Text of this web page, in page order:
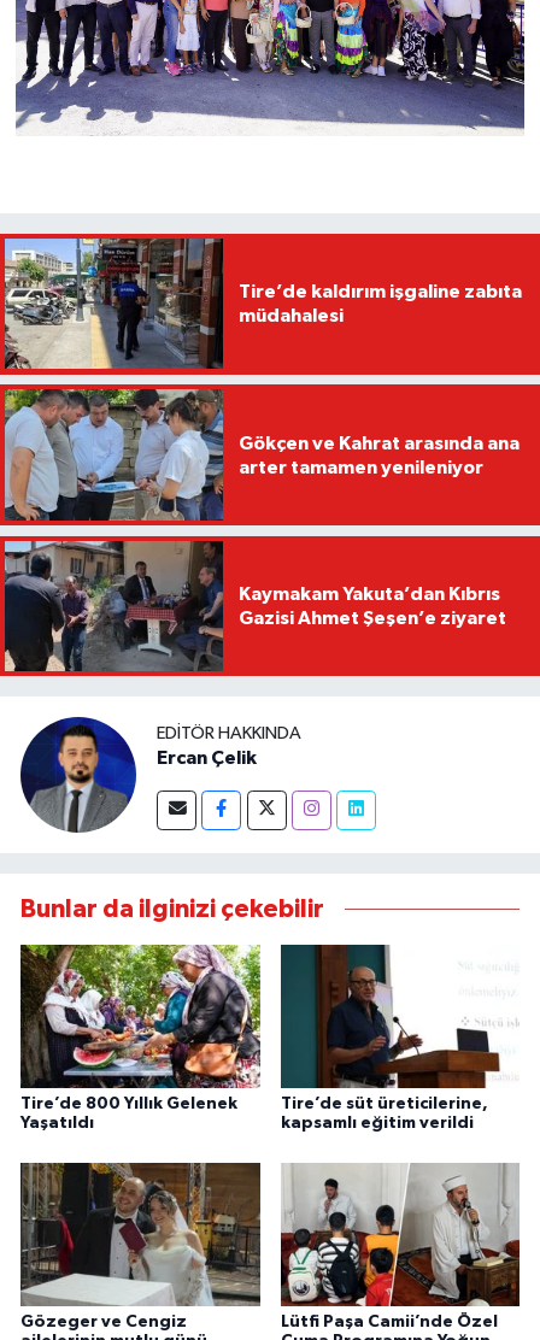
Tire’de kaldırım işgaline zabıta
müdahalesi
Gökçen ve Kahrat arasında ana
arter tamamen yenileniyor
Kaymakam Yakuta’dan Kıbrıs
Gazisi Ahmet Şeşen’e ziyaret
EDITÖR HAKKINDA
Ercan Çelik
Bunlar da ilginizi çekebilir
Tire’de 800 Yıllık Gelenek
Yaşatıldı
Tire’de süt üreticilerine,
kapsamlı eğitim verildi
Gözeger ve Cengiz
Lütfi Paşa Camii’nde Özel